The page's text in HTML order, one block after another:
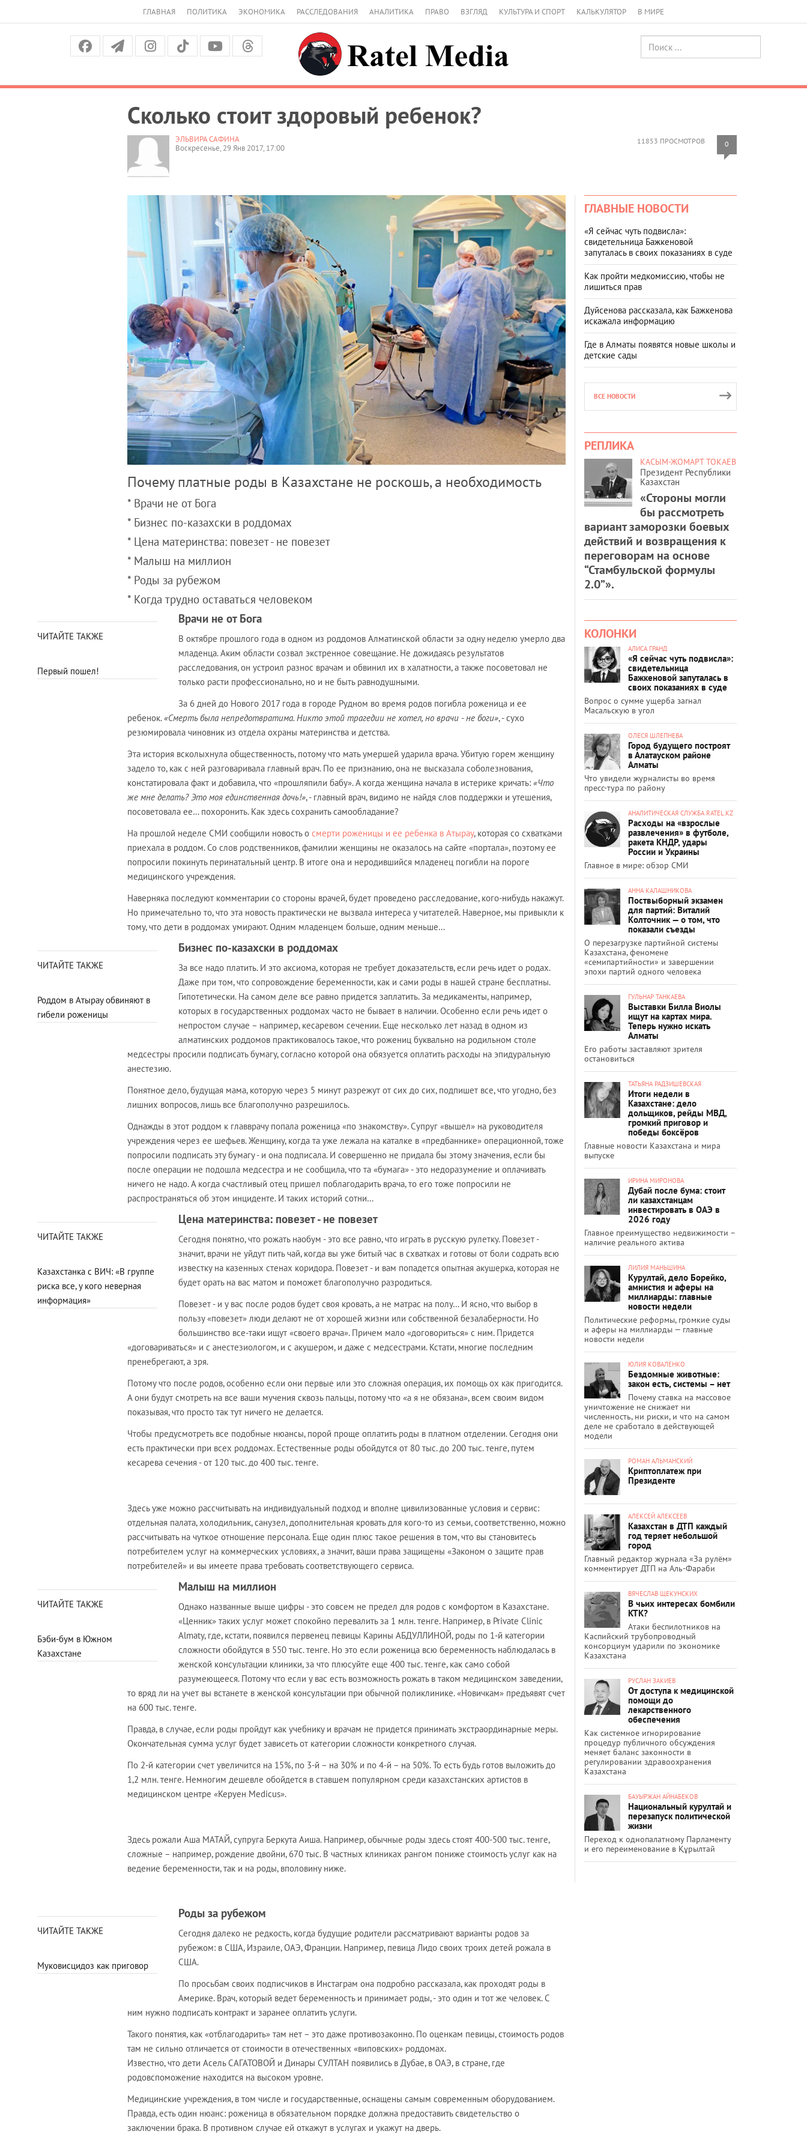
ГЛАВНАЯ ПОЛИТИКА ЭКОНОМИКА РАССЛЕДОВАНИЯ АНАЛИТИКА ПРАВО ВЗГЛЯД КУЛЬТУРА И СПОРТ КАЛЬКУЛЯТОР В МИРЕ
Сколько стоит здоровый ребенок?
11853 ПРОСМОТРОВ 0
ЭЛЬВИРА САФИНА
Воскресенье, 29 Янв 2017, 17:00
Почему платные роды в Казахстане не роскошь, а необходимость
* Врачи не от Бога
* Бизнес по-казахски в роддомах
* Цена материнства: повезет - не повезет
* Малыш на миллион
* Роды за рубежом
* Когда трудно оставаться человеком
ЧИТАЙТЕ ТАКЖЕ
Первый пошел!
Врачи не от Бога
В октябре прошлого года в одном из роддомов Алматинской области за одну неделю умерло два
младенца. Аким области созвал экстренное совещание. Не дожидаясь результатов
расследования, он устроил разнос врачам и обвинил их в халатности, а также посоветовал не
только расти профессионально, но и не быть равнодушными.
За 6 дней до Нового 2017 года в городе Рудном во время родов погибла роженица и ее
ребенок.«Смерть была непредотвратима. Никто этой трагедии не хотел, но врачи - не боги», - сухо
резюмировала чиновник из отдела охраны материнства и детства.
Эта история всколыхнула общественность, потому что мать умершей ударила врача. Убитую горем женщину
задело то, как с ней разговаривала главный врач. По ее признанию, она не высказала соболезнования,
констатировала факт и добавила, что «прошляпили бабу». А когда женщина начала в истерике кричать: «Что
же мне делать? Это моя единственная дочь!», - главный врач, видимо не найдя слов поддержки и утешения,
посоветовала ее… похоронить. Как здесь сохранить самообладание?
На прошлой неделе СМИ сообщили новость о смерти роженицы и ее ребенка в Атырау, которая со схватками
приехала в роддом. Со слов родственников, фамилии женщины не оказалось на сайте «портала», поэтому ее
попросили покинуть перинатальный центр. В итоге она и неродившийся младенец погибли на пороге
медицинского учреждения.
Наверняка последуют комментарии со стороны врачей, будет проведено расследование, кого-нибудь накажут.
Но примечательно то, что эта новость практически не вызвала интереса у читателей. Наверное, мы привыкли к
тому, что дети в роддомах умирают. Одним младенцем больше, одним меньше…
ЧИТАЙТЕ ТАКЖЕ
Роддом в Атырау обвиняют в
гибели роженицы
Бизнес по-казахски в роддомах
За все надо платить. И это аксиома, которая не требует доказательств, если речь идет о родах.
Даже при том, что сопровождение беременности, как и сами роды в нашей стране бесплатны.
Гипотетически. На самом деле все равно придется заплатить. За медикаменты, например,
которых в государственных роддомах часто не бывает в наличии. Особенно если речь идет о
непростом случае – например, кесаревом сечении. Еще несколько лет назад в одном из
алматинских роддомов практиковалось такое, что рожениц буквально на родильном столе
медсестры просили подписать бумагу, согласно которой она обязуется оплатить расходы на эпидуральную
анестезию.
Понятное дело, будущая мама, которую через 5 минут разрежут от сих до сих, подпишет все, что угодно, без
лишних вопросов, лишь все благополучно разрешилось.
Однажды в этот роддом к главврачу попала роженица «по знакомству». Супруг «вышел» на руководителя
учреждения через ее шефьев. Женщину, когда та уже лежала на каталке в «предбаннике» операционной, тоже
попросили подписать эту бумагу - и она подписала. И совершенно не придала бы этому значения, если бы
после операции не подошла медсестра и не сообщила, что та «бумага» - это недоразумение и оплачивать
ничего не надо. А когда счастливый отец пришел поблагодарить врача, то его тоже попросили не
распространяться об этом инциденте. И таких историй сотни…
ЧИТАЙТЕ ТАКЖЕ
Казахстанка с ВИЧ: «В группе
риска все, у кого неверная
информация»
Цена материнства: повезет - не повезет
Сегодня понятно, что рожать наобум - это все равно, что играть в русскую рулетку. Повезет -
значит, врачи не уйдут пить чай, когда вы уже битый час в схватках и готовы от боли содрать всю
известку на казенных стенах коридора. Повезет - и вам попадется опытная акушерка, которая не
будет орать на вас матом и поможет благополучно разродиться.
Повезет - и у вас после родов будет своя кровать, а не матрас на полу… И ясно, что выбор в
пользу «повезет» люди делают не от хорошей жизни или собственной безалаберности. Но
большинство все-таки ищут «своего врача». Причем мало «договориться» с ним. Придется
«договариваться» и с анестезиологом, и с акушером, и даже с медсестрами. Кстати, многие последним
пренебрегают, а зря.
Потому что после родов, особенно если они первые или это сложная операция, их помощь ох как пригодится.
А они будут смотреть на все ваши мучения сквозь пальцы, потому что «а я не обязана», всем своим видом
показывая, что просто так тут ничего не делается­­­­.
Чтобы предусмотреть все подобные нюансы, порой проще оплатить роды в платном отделении. Сегодня они
есть практически при всех роддомах. Естественные роды обойдутся от 80 тыс. до 200 тыс. тенге, путем
кесарева сечения - от 120 тыс. до 400 тыс. тенге.
Здесь уже можно рассчитывать на индивидуальный подход и вполне цивилизованные условия и сервис:
отдельная палата, холодильник, санузел, дополнительная кровать для кого-то из семьи, соответственно, можно
рассчитывать на чуткое отношение персонала. Еще один плюс такое решения в том, что вы становитесь
потребителем услуг на коммерческих условиях, а значит, ваши права защищены «Законом о защите прав
потребителей» и вы имеете права требовать соответствующего сервиса.
ЧИТАЙТЕ ТАКЖЕ
Бэби-бум в Южном
Казахстане
Малыш на миллион
Однако названные выше цифры - это совсем не предел для родов с комфортом в Казахстане.
«Ценник» таких услуг может спокойно перевалить за 1 млн. тенге. Например, в Private Clinic
Almaty, где, кстати, появился первенец певицы Карины АБДУЛЛИНОЙ, роды по 1-й категории
сложности обойдутся в 550 тыс. тенге. Но это если роженица всю беременность наблюдалась в
женской консультации клиники, за что плюсуйте еще 400 тыс. тенге, как само собой
разумеющееся. Потому что если у вас есть возможность рожать в таком медицинском заведении,
то вряд ли на учет вы встанете в женской консультации при обычной поликлинике. «Новичкам» предъявят счет
на 600 тыс. тенге.
Правда, в случае, если роды пройдут как учебнику и врачам не придется принимать экстраординарные меры.
Окончательная сумма услуг будет зависеть от категории сложности конкретного случая.
По 2-й категории счет увеличится на 15%, по 3-й – на 30% и по 4-й – на 50%. То есть будь готов выложить до
1,2 млн. тенге. Немногим дешевле обойдется в ставшем популярном среди казахстанских артистов в
медицинском центре «Керуен Medicus».
Здесь рожали Аша МАТАЙ, супруга Беркута Аиша. Например, обычные роды здесь стоят 400-500 тыс. тенге,
сложные – например, рождение двойни, 670 тыс. В частных клиниках рангом пониже стоимость услуг как на
ведение беременности, так и на роды, вполовину ниже.
ЧИТАЙТЕ ТАКЖЕ
Муковисцидоз как приговор
Роды за рубежом
Сегодня далеко не редкость, когда будущие родители рассматривают варианты родов за
рубежом: в США, Израиле, ОАЭ, Франции. Например, певица Лидо своих троих детей рожала в
США.
По просьбам своих подписчиков в Инстаграм она подробно рассказала, как проходят роды в
Америке. Врач, который ведет беременность и принимает роды, - это один и тот же человек. С
ним нужно подписать контракт и заранее оплатить услуги.
Такого понятия, как «отблагодарить» там нет – это даже противозаконно. По оценкам певицы, стоимость родов
там не сильно отличается от стоимости в отечественных «виповских» роддомах.
Известно, что дети Асель САГАТОВОЙ и Динары СУЛТАН появились в Дубае, в ОАЭ, в стране, где
родовспоможение находится на высоком уровне.
Медицинские учреждения, в том числе и государственные, оснащены самым современным оборудованием.
Правда, есть один нюанс: роженица в обязательном порядке должна предоставить свидетельство о
заключении брака. В противном случае ей откажут в услугах и укажут на дверь.
ГЛАВНЫЕ НОВОСТИ
«Я сейчас чуть подвисла»:
свидетельница Бажкеновой
запуталась в своих показаниях в суде
Как пройти медкомиссию, чтобы не
лишиться прав
Дуйсенова рассказала, как Бажкенова
искажала информацию
Где в Алматы появятся новые школы и
детские сады
ВСЕ НОВОСТИ
РЕПЛИКА
КАСЫМ-ЖОМАРТ ТОКАЕВ
Президент Республики
Казахстан
«Стороны могли
бы рассмотреть
вариант заморозки боевых
действий и возвращения к
переговорам на основе
“Стамбульской формулы
2.0”».
КОЛОНКИ
АЛИСА ГРАНД
«Я сейчас чуть подвисла»:
свидетельница
Бажкеновой запуталась в
своих показаниях в суде
Вопрос о сумме ущерба загнал
Масальскую в угол
ОЛЕСЯ ШЛЕПНЕВА
Город будущего построят
в Алатауском районе
Алматы
Что увидели журналисты во время
пресс-тура по району
АНАЛИТИЧЕСКАЯ СЛУЖБА RATEL.KZ
Расходы на «взрослые
развлечения» в футболе,
ракета КНДР, удары
России и Украины
Главное в мире: обзор СМИ
АННА КАЛАШНИКОВА
Поствыборный экзамен
для партий: Виталий
Колточник — о том, что
показали съезды
О перезагрузке партийной системы
Казахстана, феномене
«семипартийности» и завершении
эпохи партий одного человека
ГУЛЬНАР ТАНКАЕВА
Выставки Билла Виолы
ищут на картах мира.
Теперь нужно искать
Алматы
Его работы заставляют зрителя
остановиться
ТАТЬЯНА РАДЗИШЕВСКАЯ
Итоги недели в
Казахстане: дело
дольщиков, рейды МВД,
громкий приговор и
победы боксёров
Главные новости Казахстана и мира
выпуске
ИРИНА МИРОНОВА
Дубай после бума: стоит
ли казахстанцам
инвестировать в ОАЭ в
2026 году
Главное преимущество недвижимости –
наличие реального актива
ЛИЛИЯ МАНЬШИНА
Курултай, дело Борейко,
амнистия и аферы на
миллиарды: главные
новости недели
Политические реформы, громкие суды
и аферы на миллиарды — главные
новости недели
ЮЛИЯ КОВАЛЕНКО
Бездомные животные:
закон есть, системы – нет
Почему ставка на массовое
уничтожение не снижает ни
численность, ни риски, и что на самом
деле не сработало в действующей
модели
РОМАН АЛЬМАНСКИЙ
Криптоплатеж при
Президенте
АЛЕКСЕЙ АЛЕКСЕЕВ
Казахстан в ДТП каждый
год теряет небольшой
город
Главный редактор журнала «За рулём»
комментирует ДТП на Аль-Фараби
ВЯЧЕСЛАВ ЩЕКУНСКИХ
В чьих интересах бомбили
КТК?
Атаки беспилотников на
Каспийский трубопроводный
консорциум ударили по экономике
Казахстана
РУСЛАН ЗАКИЕВ
От доступа к медицинской
помощи до
лекарственного
обеспечения
Как системное игнорирование
процедур публичного обсуждения
меняет баланс законности в
регулировании здравоохранения
Казахстана
БАУЫРЖАН АЙНАБЕКОВ
Национальный курултай и
перезапуск политической
жизни
Переход к однопалатному Парламенту
и его переименование в Құрылтай